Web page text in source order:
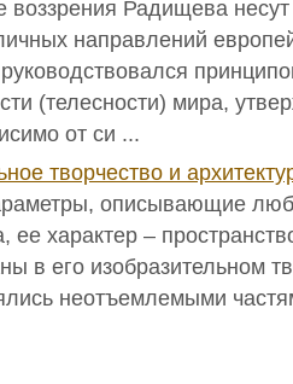
воззрения Радищева
направлений
(телесности) мира,
от си ...
творчество и
описывающие
ее характер –
в его изобразительном
неотъемлемыми